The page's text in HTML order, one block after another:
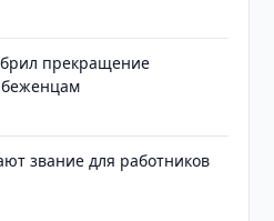
прекращение
звание для работников